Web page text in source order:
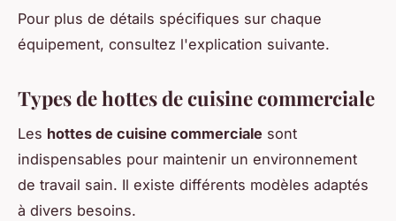
Pour plus de détails spécifiques sur chaque
équipement, consultez l'explication suivante.
Types de hottes de cuisine commerciale
Les hottes de cuisine commerciale sont
indispensables pour maintenir un environnement
de travail sain. Il existe différents modèles adaptés
à divers besoins.